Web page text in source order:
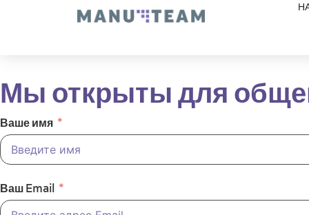
Мы открыты для
Ваше имя
Ваш Email